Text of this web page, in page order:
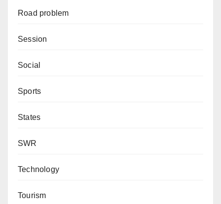
Road problem
Session
Social
Sports
States
SWR
Technology
Tourism